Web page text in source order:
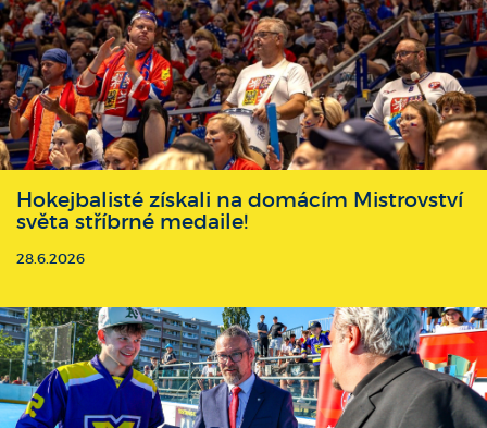
Hokejbalisté získali na domácím Mistrovství
světa stříbrné medaile!
28.6.2026